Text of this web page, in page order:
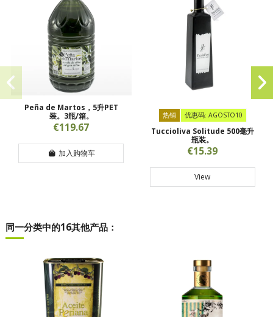
Peña de Martos，5升PET
装。3瓶/箱。
€119.67
加入购物车
热销 优惠码: AGOSTO10
Tuccioliva Solitude 500毫升
瓶装。
€15.39
View
同一分类中的16其他产品：